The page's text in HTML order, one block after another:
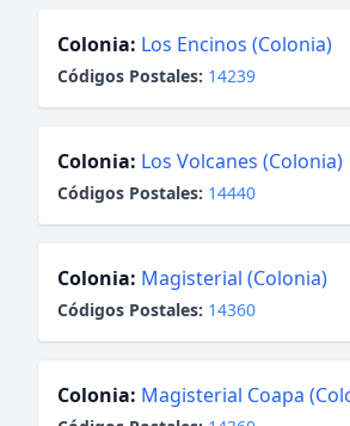
Colonia: Los Encinos (Colonia)
Códigos Postales: 14239
Colonia: Los Volcanes (Colonia)
Códigos Postales: 14440
Colonia: Magisterial (Colonia)
Códigos Postales: 14360
Colonia: Magisterial Coapa